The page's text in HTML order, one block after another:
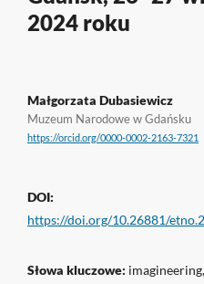
2024 roku
Małgorzata Dubasiewicz
Muzeum Narodowe w Gdańsku
https://orcid.org/0000-0002-2163-7321
DOI:
https://doi.org/10.26881/
Słowa kluczowe: